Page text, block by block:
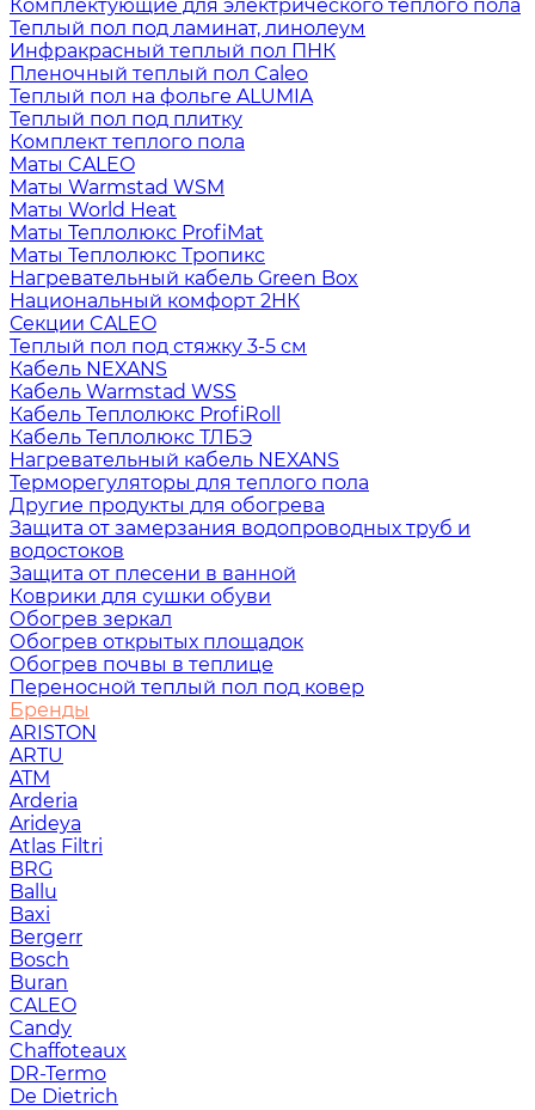
Комплектующие для электрического теплого пола
Теплый пол под ламинат, линолеум
Инфракрасный теплый пол ПНК
Пленочный теплый пол Caleo
Теплый пол на фольге ALUMIA
Теплый пол под плитку
Комплект теплого пола
Маты CALEO
Маты Warmstad WSM
Маты World Heat
Маты Теплолюкс ProfiMat
Маты Теплолюкс Тропикс
Нагревательный кабель Green Box
Национальный комфорт 2НК
Секции CALEO
Теплый пол под стяжку 3-5 см
Кабель NEXANS
Кабель Warmstad WSS
Кабель Теплолюкс ProfiRoll
Кабель Теплолюкс ТЛБЭ
Нагревательный кабель NEXANS
Терморегуляторы для теплого пола
Другие продукты для обогрева
Защита от замерзания водопроводных труб и
водостоков
Защита от плесени в ванной
Коврики для сушки обуви
Обогрев зеркал
Обогрев открытых площадок
Обогрев почвы в теплице
Переносной теплый пол под ковер
Бренды
ARISTON
ARTU
ATM
Arderia
Arideya
Atlas Filtri
BRG
Ballu
Baxi
Bergerr
Bosch
Buran
CALEO
Candy
Chaffoteaux
DR-Termo
De Dietrich